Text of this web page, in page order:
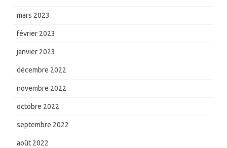
mars 2023
février 2023
janvier 2023
décembre 2022
novembre 2022
octobre 2022
septembre 2022
août 2022